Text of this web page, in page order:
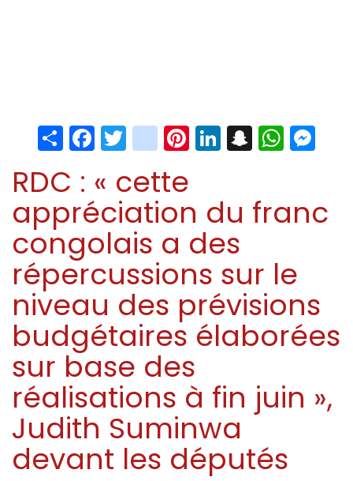
ShareFacebook
Twitter
instagram
Pinterest
LinkedIn
Snapchat
RDC : « cette
appréciation du franc
congolais a des
répercussions sur le
niveau des prévisions
budgétaires élaborées
sur base des
réalisations à fin juin »,
Judith Suminwa
devant les députés